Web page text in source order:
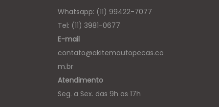
Whatsapp: (11) 99422-7077
Tel: (11) 3981-0677
E-mail
contato@akitemautopecas.co
m.br
Atendimento
Seg. a Sex. das 9h as 17h